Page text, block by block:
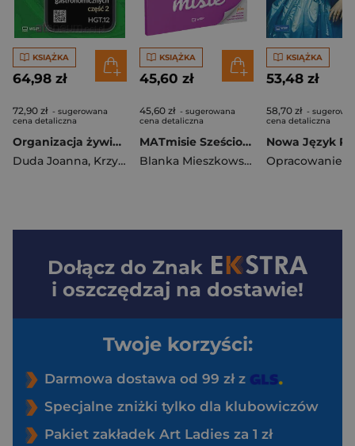
KSIĄŻKA
64,98 zł
72,90 zł - sugerowana
cena detaliczna
Organizacja żywienia i usług gastronomicznych Kwalifikacja HGT.12. Podręcznik do zawodu technik żywienia i usług gastronomicznych część 2
Duda Joanna, Krzywda Sebastian
KSIĄŻKA
45,60 zł
45,60 zł - sugerowana
cena detaliczna
MATmisie Sześciolatek
Blanka Mieszkowska
KSIĄŻKA
53,48 zł
58,70 zł -
cena detaliczna
Dołącz do Znak
i oszczędzaj na dostawie!
Twoje korzyści:
Darmowa dostawa od 99 zł z
Specjalne zniżki tylko dla klubowiczów
Pakiet zakładek Art Ladies za 1 zł